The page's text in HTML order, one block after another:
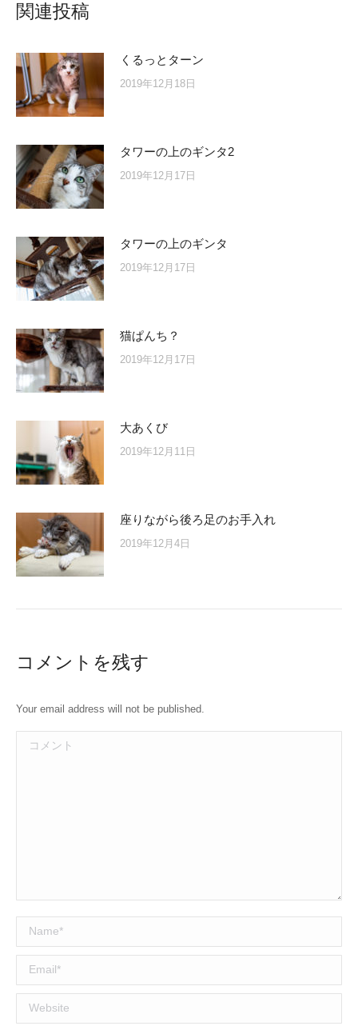
関連投稿
くるっとターン
2019年12月18日
タワーの上のギンタ2
2019年12月17日
タワーの上のギンタ
2019年12月17日
猫ぱんち？
2019年12月17日
大あくび
2019年12月11日
座りながら後ろ足のお手入れ
2019年12月4日
コメントを残す
Your email address will not be published.
コメント
Name *
Email *
Website